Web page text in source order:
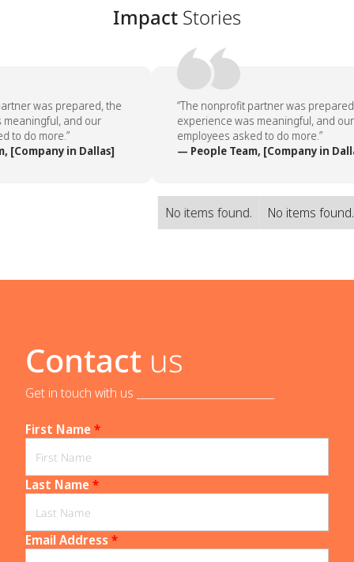
Impact Stories
was prepared, the
and our
to do more.”
[Company in Dallas]
“The nonprofit partner was
experience was meaningful, and our
employees asked to do more.”
— People Team, [Company in
No items found. No items
Contact us
Get in touch with us _____________________________
First Name*
Last Name*
Email Address *